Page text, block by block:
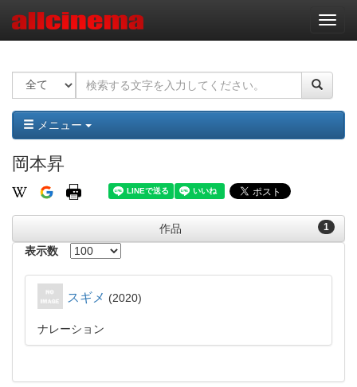
ナ
ビ
ー
ョ
ン
メニュー
岡本昇
1
作品
表示数
スギメ 2020
ナレーション